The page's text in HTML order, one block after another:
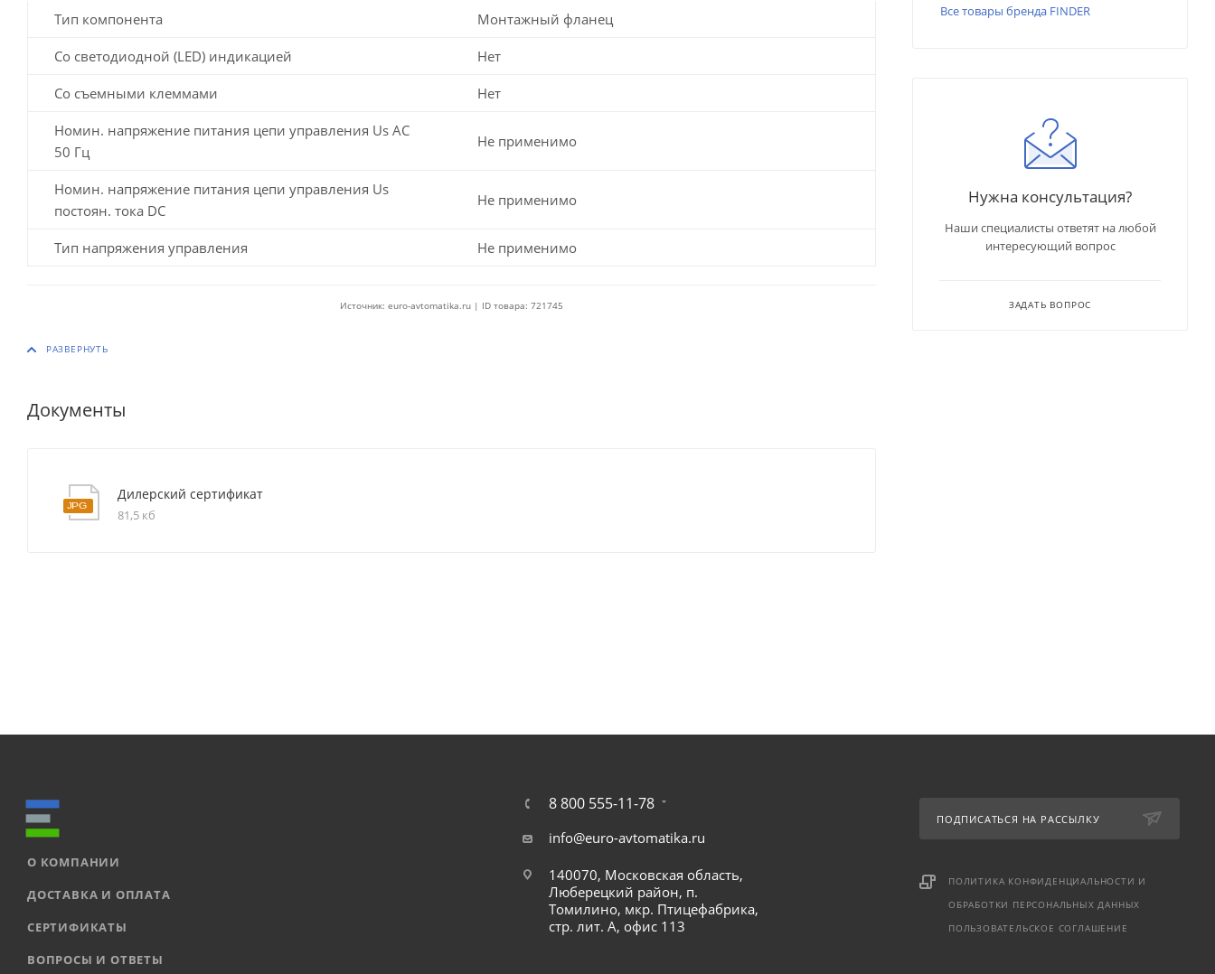
Тип компонента
Монтажный фланец
Со светодиодной (LED) индикацией Нет
Со съемными клеммами Нет
Номин. напряжение питания цепи управления Us AC
50 Гц
Не применимо
Номин. напряжение питания цепи управления Us
постоян. тока DC
Не применимо
Тип напряжения управления Не применимо
Источник: euro-avtomatika.ru | ID товара: 721745
Документы
Дилерский сертификат
81,5 кб
Все товары бренда FINDER
Нужна консультация?
Наши специалисты ответят на любой
интересующий вопрос
ЗАДАТЬ ВОПРОС
О КОМПАНИИ
ДОСТАВКА И ОПЛАТА
СЕРТИФИКАТЫ
ВОПРОСЫ И ОТВЕТЫ
8 800 555-11-78
info@euro-avtomatika.ru
140070, Московская область,
Люберецкий район, п.
Томилино, мкр. Птицефабрика,
стр. лит. А, офис 113
ПОДПИСАТЬСЯ НА РАССЫЛКУ
ПОЛИТИКА КОНФИДЕНЦИАЛЬНОСТИ И
ОБРАБОТКИ ПЕРСОНАЛЬНЫХ ДАННЫХ
ПОЛЬЗОВАТЕЛЬСКОЕ СОГЛАШЕНИЕ